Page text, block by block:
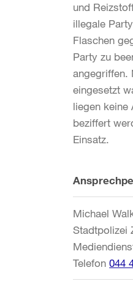
und
illegale
Flaschen
Party zu
angegriffen.
eingesetzt
liegen keine
beziffert
Einsatz.
Michael
Stadtpolizei
Telefon 044